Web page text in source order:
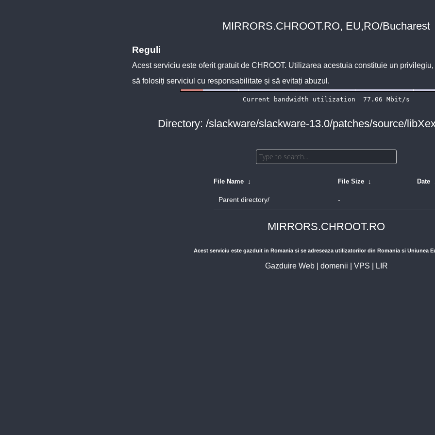
MIRRORS.CHROOT.RO, EU,RO/Bucharest
Reguli
Acest serviciu este oferit gratuit de CHROOT. Utilizarea acestuia constituie un
să folosiți serviciul cu responsabilitate și să evitați abuzul.
Directory: /slackware/slackware-13.0/patches/source/
File Name ↓ File Size ↓ Date
Parent directory/ -
MIRRORS.CHROOT.RO
Acest serviciu este gazduit in Romania si se adreseaza utilizatorilor din Romania si Uniunea
Gazduire Web| domenii VPS LIR